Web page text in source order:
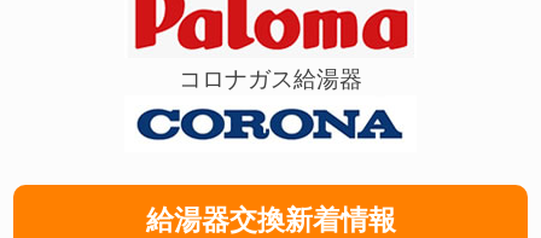
コロナガス給湯器
給湯器交換新着情報